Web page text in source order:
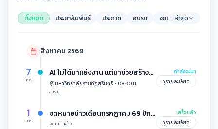
ทั้งหมด ประชาสัมพันธ์ ประกาศ อบรม จดหมายข่าว
ล่าสุด
สิงหาคม 2569
7
ศุกร์
AI ไม่ได้มาแย่งงาน แต่มาช่วยสร้าง
โอกาสใหม่!
มหาวิทยาลัยราชภัฏสุรินทร์ • 08:30น.
อบรม
กำลังจะมา
ดูรายละเอียด
1
เสาร์
จดหมายข่าวเดือนกรกฎาคม 69 ปักษ์
2
จดหมายข่าว
เสร็จแล้ว
ดูรายละเอียด